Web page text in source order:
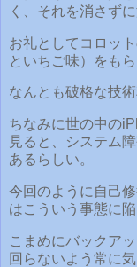
く、それを消さず
お礼としてコロッ
といちご味）をもら
なんとも破格な技術
ちなみに世の中の
見ると、システム
あるらしい。
今回のように自己
はこういう事態に陥
こまめにバックア
回らないよう常に